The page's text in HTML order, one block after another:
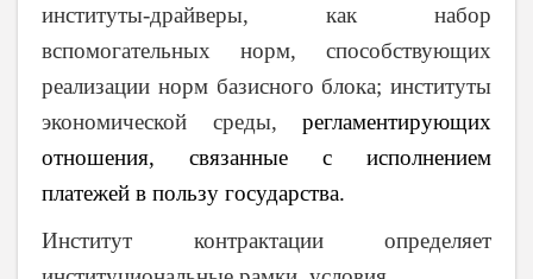
институты-драйверы, как набор
вспомогательных норм, способствующих
реализации норм базисного блока; институты
экономической среды, регламентирующих
отношения, связанные с исполнением
платежей в пользу государства.
Институт контрактации определяет